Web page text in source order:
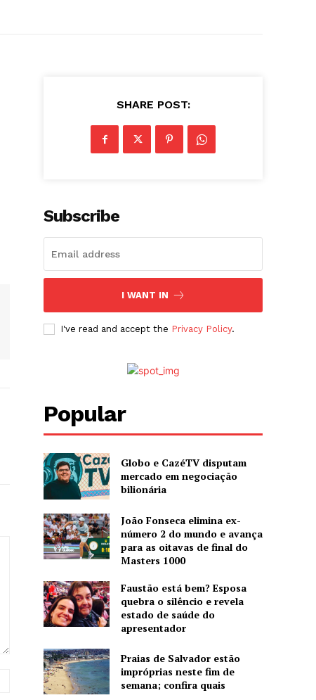
Website:
SHARE POST:
Subscribe
I WANT IN
I've read and accept the Privacy Policy.
Popular
Globo e CazéTV disputam
mercado em negociação
bilionária
João Fonseca elimina ex-
número 2 do mundo e avança
para as oitavas de final do
Masters 1000
Faustão está bem? Esposa
quebra o silêncio e revela
estado de saúde do
apresentador
Praias de Salvador estão
impróprias neste fim de
semana; confira quais